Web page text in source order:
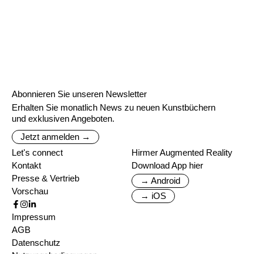
Abonnieren Sie unseren Newsletter
Erhalten Sie monatlich News zu neuen Kunstbüchern
und exklusiven Angeboten.
Jetzt anmelden →
Let's connect
Kontakt
Presse & Vertrieb
Vorschau
Hirmer Augmented Reality
Download App hier
→ Android
→ iOS
Impressum
AGB
Datenschutz